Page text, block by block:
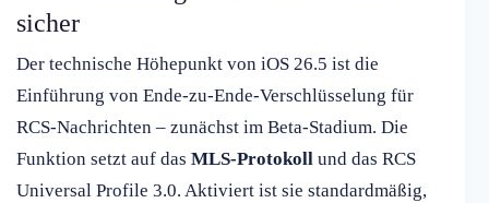
sicher
Der technische Höhepunkt von iOS 26.5 ist die
Einführung von Ende-zu-Ende-Verschlüsselung für
RCS-Nachrichten – zunächst im Beta-Stadium. Die
Funktion setzt auf das MLS-Protokoll und das RCS
Universal Profile 3.0. Aktiviert ist sie standardmäßig,